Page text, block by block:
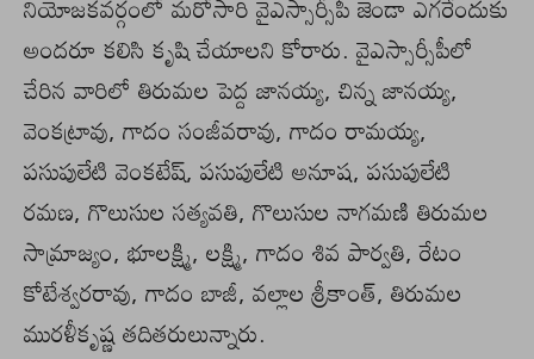
అందరూ కలిసి కృషి చేయాలని కోరారు. వైఎస్సార్సీపీలో
చేరిన వారిలో తిరుమల పెద్ద జానయ్య, చిన్న జానయ్య,
వెంకట్రావు, గాదం సంజీవరావు, గాదం రామయ్య,
పసుపులేటి వెంకటేష్, పసుపులేటి అనూష, పసుపులేటి
రమణ, గొలుసుల సత్యవతి, గొలుసుల నాగమణి తిరుమల
సామ్రాజ్యం, భూలక్ష్మి, లక్ష్మి, గాదం శివ పార్వతి, రేటం
కోటేశ్వరరావు, గాదం బాజీ, వల్లాల శ్రీకాంత్, తిరుమల
మురళీకృష్ణ తదితరులున్నారు.